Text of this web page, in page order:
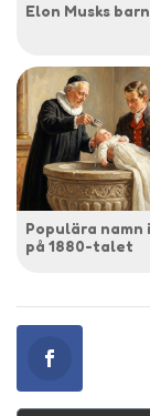
Elon Musks
Populära namn
på 1880-talet